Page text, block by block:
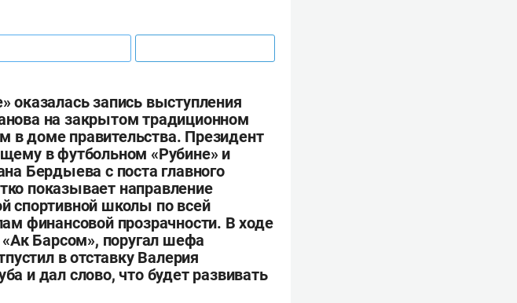
оказалась запись выступления
на закрытом традиционном
доме правительства. Президент
в футбольном «Рубине» и
Бердыева с поста главного
показывает направление
спортивной школы по всей
финансовой прозрачности. В ходе
«Ак Барсом», поругал шефа
в отставку Валерия
и дал слово, что будет развивать